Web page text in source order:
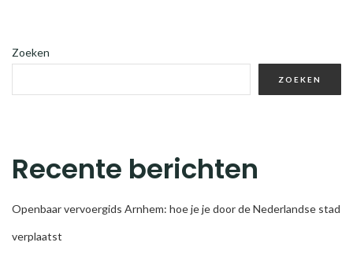
Zoeken
ZOEKEN
Recente berichten
Openbaar vervoergids Arnhem: hoe je je door de Nederlandse stad
verplaatst